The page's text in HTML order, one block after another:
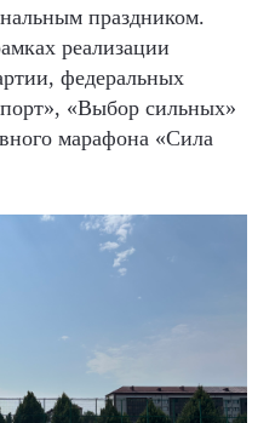
праздником.
реализации
федеральных
«Выбор сильных»
марафона «Сила